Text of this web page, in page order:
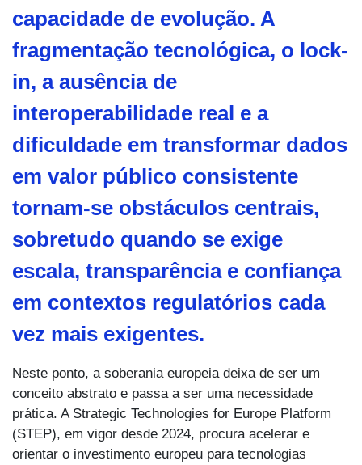
capacidade de evolução. A
fragmentação tecnológica, o lock-
in, a ausência de
interoperabilidade real e a
dificuldade em transformar dados
em valor público consistente
tornam-se obstáculos centrais,
sobretudo quando se exige
escala, transparência e confiança
em contextos regulatórios cada
vez mais exigentes.
Neste ponto, a soberania europeia deixa de ser um
conceito abstrato e passa a ser uma necessidade
prática. A Strategic Technologies for Europe Platform
(STEP), em vigor desde 2024, procura acelerar e
orientar o investimento europeu para tecnologias